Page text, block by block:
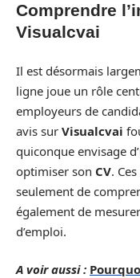
Comprendre
Visualcvai
Il est désormais
ligne joue un rôle
employeurs de
avis sur Visualcvai
quiconque envisage
optimiser son CV.
seulement de
également de
d’emploi.
A voir aussi :